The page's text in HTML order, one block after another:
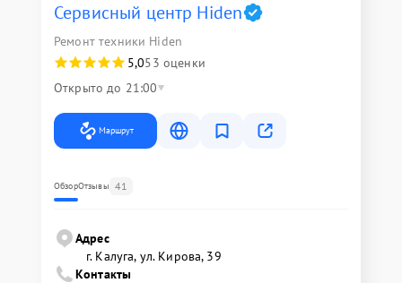
Сервисный центр Hiden
Ремонт техники Hiden
5,053 оценки
Открыто до 21:00
Маршрут
ОбзорОтзывы 41
Адрес
г. Калуга, ул. Кирова, 39
Контакты